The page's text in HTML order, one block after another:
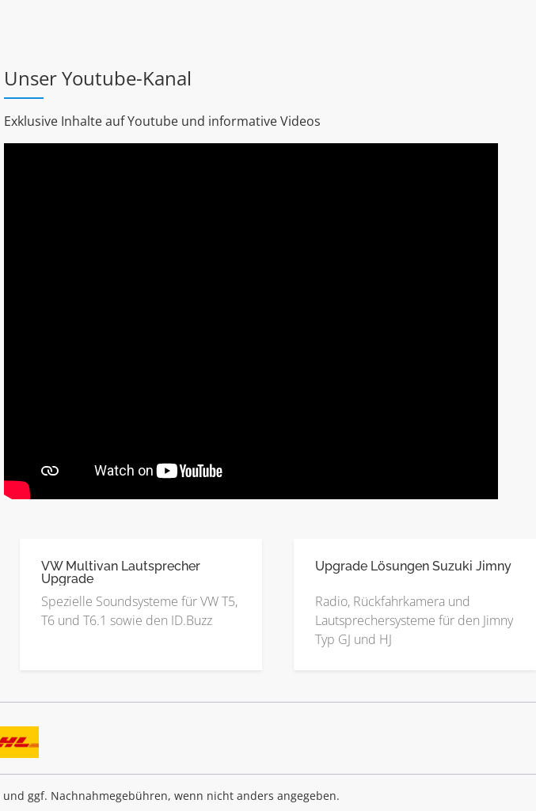
Unser Youtube-Kanal
Exklusive Inhalte auf Youtube und informative Videos
VW Multivan Lautsprecher
Upgrade
Spezielle Soundsysteme für VW T5,
T6 und T6.1 sowie den ID.Buzz
Upgrade Lösungen Suzuki Jimny
Radio, Rückfahrkamera und
Lautsprechersysteme für den Jimny
Typ GJ und HJ
und ggf. Nachnahmegebühren, wenn nicht anders angegeben.